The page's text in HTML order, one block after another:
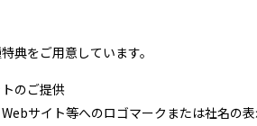
典をご用意しています。
のご提供
サイト等へのロゴマークまたは社名の